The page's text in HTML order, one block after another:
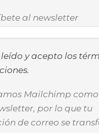
al newsletter
leído y acepto los
Mailchimp
por lo que tu
de correo se